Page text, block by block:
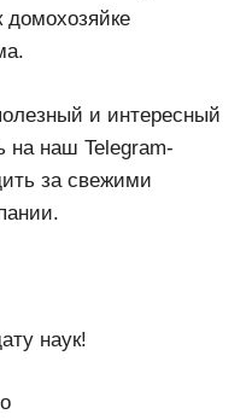
домохозяйке
и интересный
на наш Telegram-
за свежими
наук!